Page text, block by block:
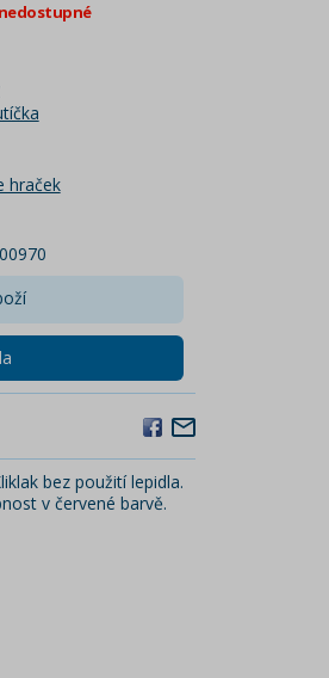
hraček
bez použití lepidla.
v červené barvě.